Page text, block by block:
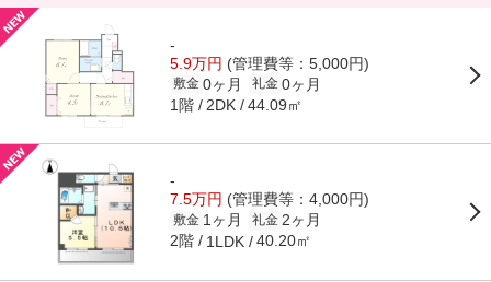
-
5.9万円 (管理費等：5,000円)
敷金 0ヶ月 礼金 0ヶ月
1階 2DK 44.09㎡
-
7.5万円 (管理費等：4,000円)
敷金 1ヶ月 礼金 2ヶ月
2階 1LDK 40.20㎡